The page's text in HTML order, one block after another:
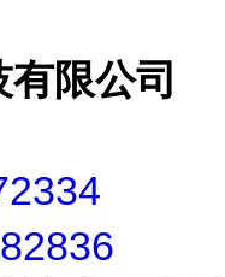
限公司